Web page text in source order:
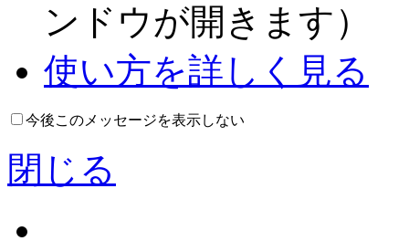
ンドウが開きます）
使い方を詳しく見る
今後このメッセージを表示しない
閉じる